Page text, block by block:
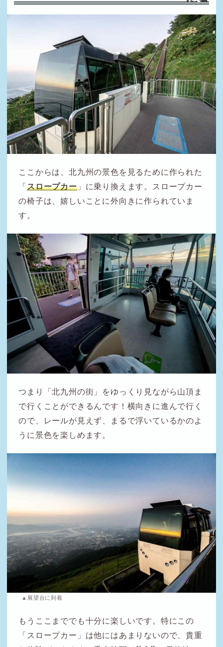
ここからは、北九州の景色を見るために作られた
「スロープカー」に乗り換えます。スロープカー
の椅子は、嬉しいことに外向きに作られていま
す。
つまり「北九州の街」をゆっくり見ながら山頂ま
で行くことができるんです！横向きに進んで行く
ので、レールが見えず、まるで浮いているかのよ
うに景色を楽しめます。
▲展望台に到着
もうここまででも十分に楽しいです。特にこの
「スロープカー」は他にはあまりないので、貴重